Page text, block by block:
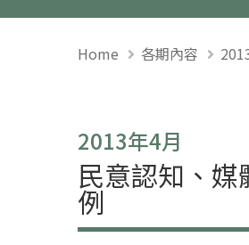
Home 各期內容
2013年4月
民意認知、
例